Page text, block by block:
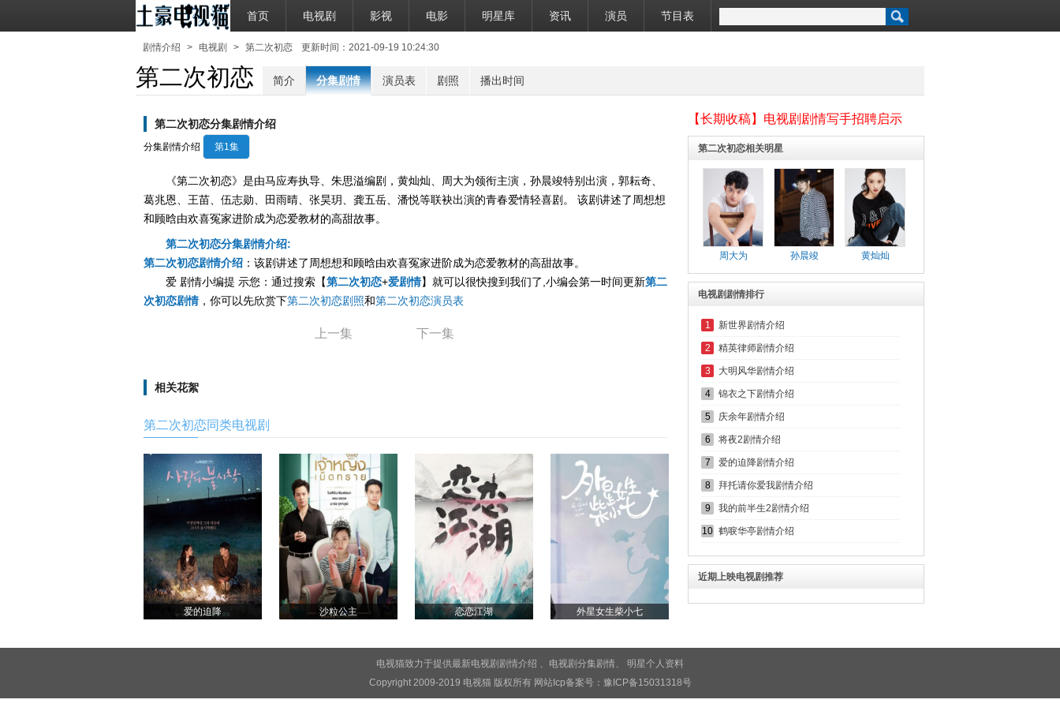
首页 电视剧 影视 电影 明星库 资讯 演员 节目表
剧情介绍 > 电视剧 > 第二次初恋 更新时间：2021-09-19 10:24:30
第二次初恋 简介 分集剧情 演员表 剧照 播出时间
第二次初恋分集剧情介绍
分集剧情介绍 第1集
《第二次初恋》是由马应寿执导、朱思溢编剧，黄灿灿、周大为领衔主演，孙晨竣特别出演，郭耘奇、
葛兆恩、王苗、伍志勋、田雨晴、张昊玥、龚五岳、潘悦等联袂出演的青春爱情轻喜剧。 该剧讲述了周想想
和顾晗由欢喜冤家进阶成为恋爱教材的高甜故事。
第二次初恋分集剧情介绍:
第二次初恋剧情介绍 ：该剧讲述了周想想和顾晗由欢喜冤家进阶成为恋爱教材的高甜故事。
爱 剧情小编提 示您：通过搜索【第二次初恋+爱剧情】就可以很快搜到我们了,小编会第一时间更新第二
次初恋剧情，你可以先欣赏下第二次初恋剧照和第二次初恋演员表
上一集 下一集
相关花絮
第二次初恋同类电视剧
爱的迫降 沙粒公主 恋恋江湖 外星女生柴小七
【长期收稿】电视剧剧情写手招聘启示
第二次初恋相关明星
周大为 孙晨竣 黄灿灿
电视剧剧情排行
1 新世界剧情介绍
2 精英律师剧情介绍
3 大明风华剧情介绍
4 锦衣之下剧情介绍
5 庆余年剧情介绍
6 将夜2剧情介绍
7 爱的迫降剧情介绍
8 拜托请你爱我剧情介绍
9 我的前半生2剧情介绍
10 鹤唳华亭剧情介绍
近期上映电视剧推荐
电视猫致力于提供最新电视剧 剧情介绍 、电视剧 分集剧情、 明星个人资料
Copyright 2009-2019 电视猫 版权所有 网站Icp备案号： 豫ICP备15031318号